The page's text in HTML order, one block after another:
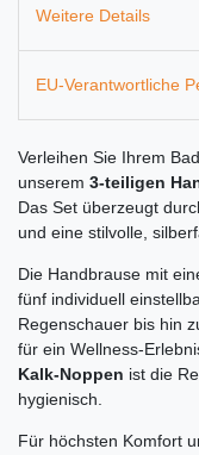
Weitere Details
EU-Verantwortliche
Verleihen Sie Ihrem
unserem 3-teiligen
Das Set überzeugt
und eine stilvolle,
Die Handbrause mit
fünf individuell
Regenschauer bis hin
für ein Wellness-
Kalk-Noppen ist die
hygienisch.
Für höchsten Komfort